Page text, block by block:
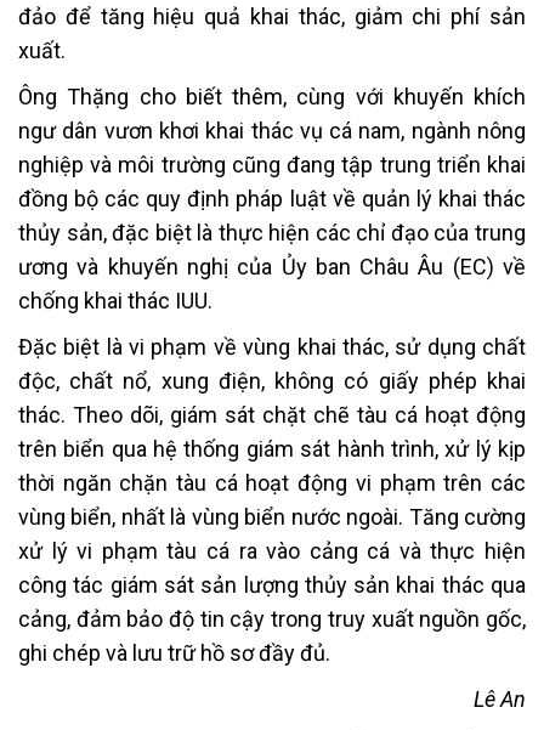
đảo để tăng hiệu quả khai thác, giảm chi phí sản
xuất.
Ông Thặng cho biết thêm, cùng với khuyến khích
ngư dân vươn khơi khai thác vụ cá nam, ngành nông
nghiệp và môi trường cũng đang tập trung triển khai
đồng bộ các quy định pháp luật về quản lý khai thác
thủy sản, đặc biệt là thực hiện các chỉ đạo của trung
ương và khuyến nghị của Ủy ban Châu Âu (EC) về
chống khai thác IUU.
Đặc biệt là vi phạm về vùng khai thác, sử dụng chất
độc, chất nổ, xung điện, không có giấy phép khai
thác. Theo dõi, giám sát chặt chẽ tàu cá hoạt động
trên biển qua hệ thống giám sát hành trình, xử lý kịp
thời ngăn chặn tàu cá hoạt động vi phạm trên các
vùng biển, nhất là vùng biển nước ngoài. Tăng cường
xử lý vi phạm tàu cá ra vào cảng cá và thực hiện
công tác giám sát sản lượng thủy sản khai thác qua
cảng, đảm bảo độ tin cậy trong truy xuất nguồn gốc,
ghi chép và lưu trữ hồ sơ đầy đủ.
Lê An